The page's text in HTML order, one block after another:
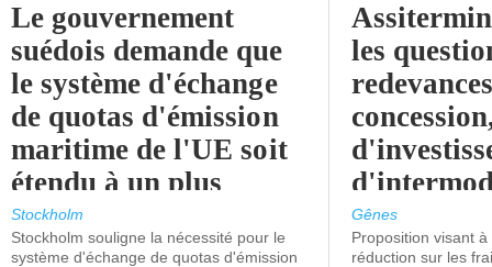
Le gouvernement
suédois demande que
le système d'échange
de quotas d'émission
maritime de l'UE soit
étendu à un plus
grand nombre de
navires.
Stockholm
Stockholm souligne la nécessité pour le
système d'échange de quotas d'émission
les
l'attention
politiciens.
Gênes
Proposition visant
réduction sur les